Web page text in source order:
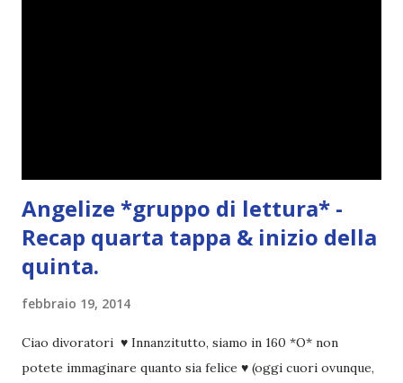
Angelize *gruppo di lettura* -
Recap quarta tappa & inizio della
quinta.
febbraio 19, 2014
Ciao divoratori ♥ Innanzitutto, siamo in 160 *O* non
potete immaginare quanto sia felice ♥ (oggi cuori ovunque,